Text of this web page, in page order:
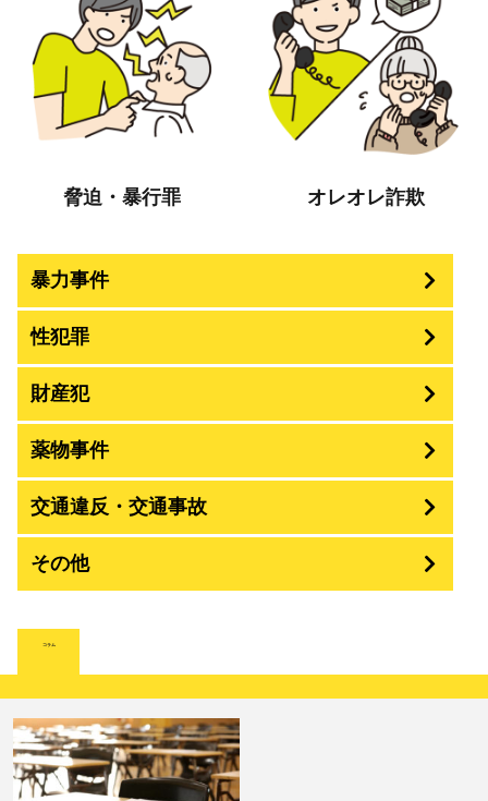
脅迫・暴行罪 オレオレ詐欺
暴力事件
逮捕・監禁
略取・誘拐・人身売買
性犯罪
盗撮・のぞき
強姦・準強姦
淫行・援助交際
財産犯
恐喝
薬物事件
覚せい剤
麻薬及び向精神薬
危険ドラッグ
交通違反・交通事故
無免許運転
その他
放火・失火
コラム